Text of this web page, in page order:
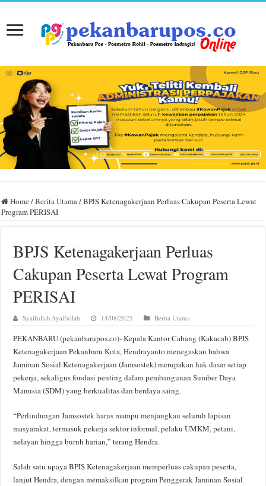
Home /Berita Utama/BPJS Ketenagakerjaan Perluas Cakupan Peserta Lewat
Program PERISAI
BPJS Ketenagakerjaan Perluas
Cakupan Peserta Lewat Program
PERISAI
Syaifullah Syaifullah 14/08/2025 Berita Utama
PEKANBARU (pekanbarupos.co)- Kepala Kantor Cabang (Kakacab) BPJS
Ketenagakerjaan Pekanbaru Kota, Hendrayanto menegaskan bahwa
Jaminan Sosial Ketenagakerjaan (Jamsostek) merupakan hak dasar setiap
pekerja, sekaligus fondasi penting dalam pembangunan Sumber Daya
Manusia (SDM) yang berkualitas dan berdaya saing.
“Perlindungan Jamsostek harus mampu menjangkau seluruh lapisan
masyarakat, termasuk pekerja sektor informal, pelaku UMKM, petani,
nelayan hingga buruh harian,” terang Hendra.
Salah satu upaya BPJS Ketenagakerjaan memperluas cakupan peserta,
lanjut Hendra, dengan memaksilkan program Penggerak Jaminan Sosial